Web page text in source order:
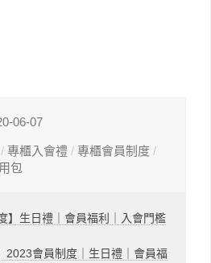
06-07
/ 專櫃入會禮 / 專櫃會員制度 /
包
】生日禮｜會員福利｜入會門檻
2023會員制度｜生日禮｜會員福